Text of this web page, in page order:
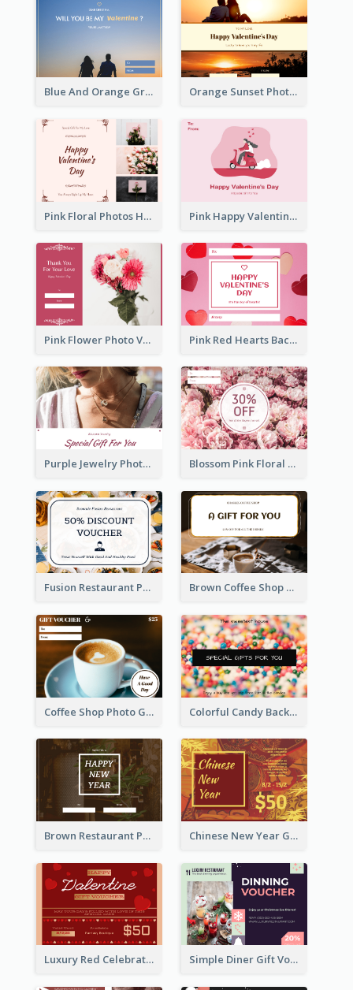
Blue And Orange Gradient Photo Valentines Day Gift Card Orange Sunset Photo Valentines Day Gift Card
Pink Floral Photos Happy Valentines Day Gift Card Pink Happy Valentine's Day Illustration Gift Card
Pink Flower Photo Valentine's Day Gift Card Pink Red Hearts Background Valentine's Day Gift Card
Purple Jewelry Photo Special Gift For You Gift Card Blossom Pink Floral Photo Flower Shop Gift Card
Fusion Restaurant Photo Food Discount Gift Card Brown Coffee Shop Photo Gift For You Gift Card
Coffee Shop Photo Gift Card For Coffee Colorful Candy Background Special Gift Card
Brown Restaurant Photo New Year Gift Card Chinese New Year Gift Card With Decorations
Luxury Red Celebration Gift Card Template Design Simple Diner Gift Voucher Design Template